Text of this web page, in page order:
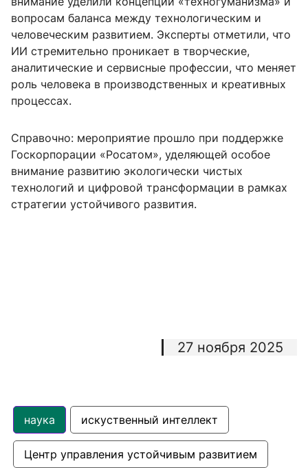
вопросам баланса между технологическим и
человеческим развитием. Эксперты отметили, что
ИИ стремительно проникает в творческие,
аналитические и сервисные профессии, что меняет
роль человека в производственных и креативных
процессах.
Справочно: мероприятие прошло при поддержке
Госкорпорации «Росатом», уделяющей особое
внимание развитию экологически чистых
технологий и цифровой трансформации в рамках
стратегии устойчивого развития.
27 ноября 2025
наука искуственный интеллект
Центр управления устойчивым развитием